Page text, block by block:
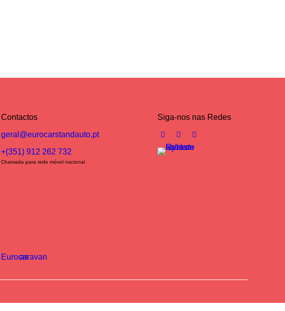
Contactos
geral@eurocarstandauto.pt
+(351) 912 262 732
Chamada para rede móvel nacional
Siga-nos nas Redes